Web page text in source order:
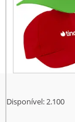
Disponível:2.100